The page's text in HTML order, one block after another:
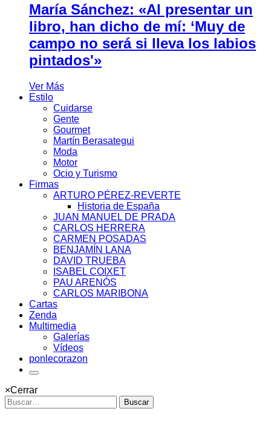
María Sánchez: «Al presentar un
libro, han dicho de mí: ‘Muy de
campo no será si lleva los labios
pintados'»
Ver Más
Estilo
Cuidarse
Gente
Gourmet
Martín Berasategui
Moda
Motor
Ocio y Turismo
Firmas
ARTURO PÉREZ-REVERTE
Historia de España
JUAN MANUEL DE PRADA
CARLOS HERRERA
CARMEN POSADAS
BENJAMÍN LANA
DAVID TRUEBA
ISABEL COIXET
PAU ARENÓS
CARLOS MARIBONA
Cartas
Zenda
Multimedia
Galerías
Vídeos
ponlecorazon
×Cerrar
Buscar